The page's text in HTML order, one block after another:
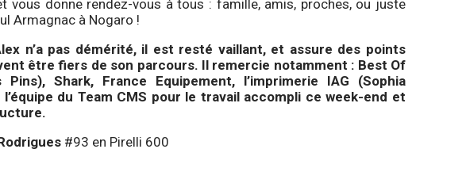
vous donne rendez-vous à tous : famille, amis, proches, ou juste
Armagnac à Nogaro !
n’a pas démérité, il est resté vaillant, et assure des points
être fiers de son parcours. Il remercie notamment : Best Of
Shark, France Equipement, l’imprimerie IAG (Sophia
du Team CMS pour le travail accompli ce week-end et
#93 en Pirelli 600